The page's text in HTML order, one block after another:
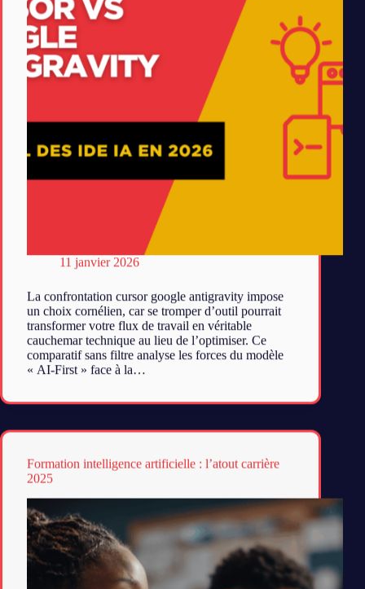
11 janvier 2026
La confrontation cursor google antigravity impose
un choix cornélien, car se tromper d’outil pourrait
transformer votre flux de travail en véritable
cauchemar technique au lieu de l’optimiser. Ce
comparatif sans filtre analyse les forces du modèle
« AI-First » face à la…
Formation intelligence artificielle : l’atout carrière
2025